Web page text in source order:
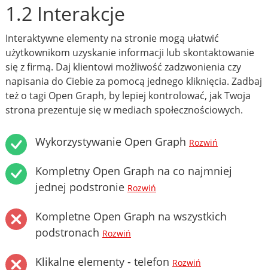
1.2 Interakcje
Interaktywne elementy na stronie mogą ułatwić
użytkownikom uzyskanie informacji lub skontaktowanie
się z firmą. Daj klientowi możliwość zadzwonienia czy
napisania do Ciebie za pomocą jednego kliknięcia. Zadbaj
też o tagi Open Graph, by lepiej kontrolować, jak Twoja
strona prezentuje się w mediach społecznościowych.
Wykorzystywanie Open Graph Rozwiń
Kompletny Open Graph na co najmniej
jednej podstronie Rozwiń
Kompletne Open Graph na wszystkich
podstronach Rozwiń
Klikalne elementy - telefon Rozwiń